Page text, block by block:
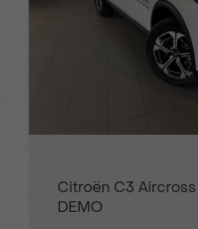
Citroën C3
DEMO